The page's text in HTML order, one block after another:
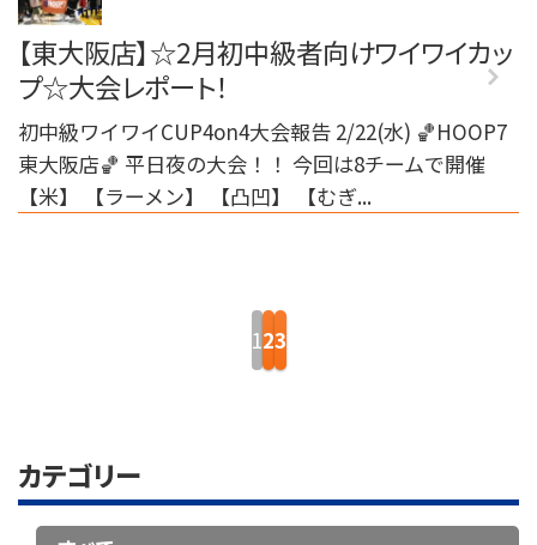
【東大阪店】☆2月初中級者向けワイワイカッ
プ☆大会レポート！
初中級ワイワイCUP4on4大会報告 2/22(水) 🏀HOOP7
東大阪店🏀 平日夜の大会！！ 今回は8チームで開催
【米】 【ラーメン】 【凸凹】 【むぎ...
ゲー
ショ
123
カテゴリー